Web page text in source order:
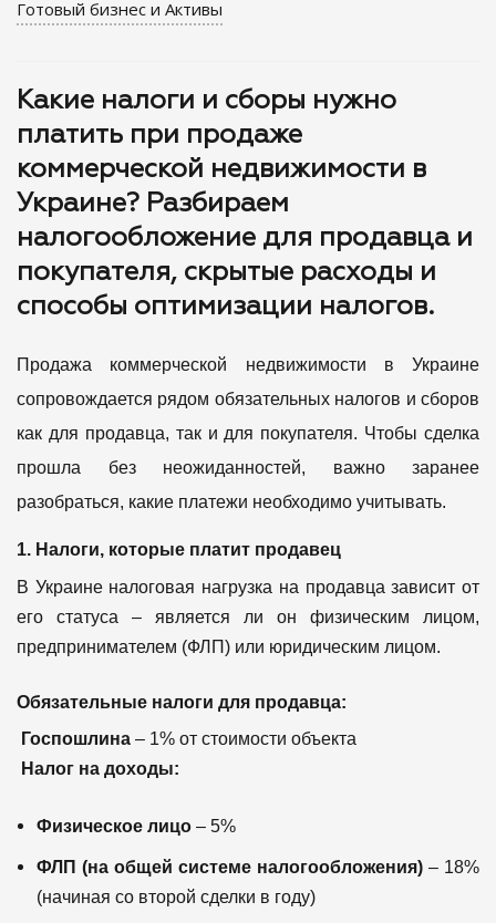
Готовый бизнес и Активы
Какие налоги и сборы нужно
платить при продаже
коммерческой недвижимости в
Украине? Разбираем
налогообложение для продавца и
покупателя, скрытые расходы и
способы оптимизации налогов.
Продажа коммерческой недвижимости в Украине
сопровождается рядом обязательных налогов и сборов
как для продавца, так и для покупателя. Чтобы сделка
прошла без неожиданностей, важно заранее
разобраться, какие платежи необходимо учитывать.
1. Налоги, которые платит продавец
В Украине налоговая нагрузка на продавца зависит от
его статуса – является ли он физическим лицом,
предпринимателем (ФЛП) или юридическим лицом.
Обязательные налоги для продавца:
Госпошлина – 1% от стоимости объекта
Налог на доходы:
Физическое лицо – 5%
ФЛП (на общей системе налогообложения) – 18%
(начиная со второй сделки в году)